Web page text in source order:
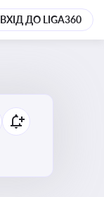
ВХІД ДО LIGA360